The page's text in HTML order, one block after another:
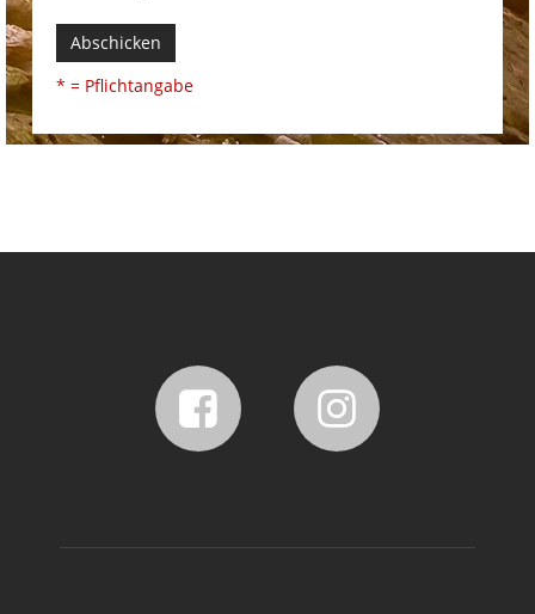
Abschicken
* = Pflichtangabe